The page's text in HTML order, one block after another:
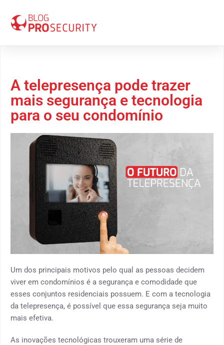
A telepresença pode trazer
mais segurança e tecnologia
para o seu condomínio
Um dos principais motivos pelo qual as pessoas decidem
viver em condomínios é a segurança e comodidade que
esses conjuntos residenciais possuem. E com a tecnologia
da telepresença, é possível que essa segurança seja muito
mais efetiva.
As inovações tecnológicas trouxeram uma série de